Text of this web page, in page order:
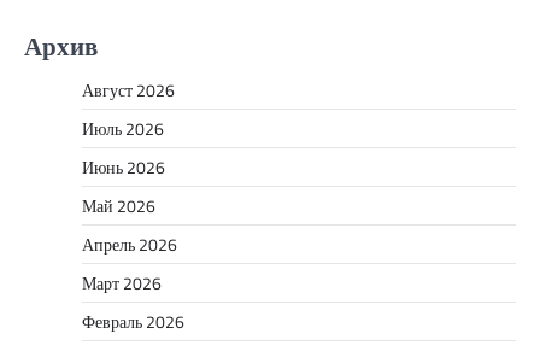
Архив
Август 2026
Июль 2026
Июнь 2026
Май 2026
Апрель 2026
Март 2026
Февраль 2026